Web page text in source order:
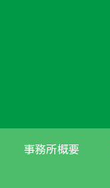
事務所概要